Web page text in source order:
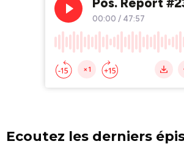
Ecoutez les derniers